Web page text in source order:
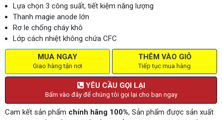
Lựa chọn 3 công suất, tiết kiệm năng lượng
Thanh magie anode lớn
Rơ le chống cháy khô
Lớp cách nhiệt không chứa CFC
MUA NGAY
Giao hàng tận nơi
THÊM VÀO GIỎ
Tiếp tục mua hàng
YÊU CẦU GỌI LẠI
Bấm vào đây để chúng tôi gọi lại cho bạn ngay
Cam kết sản phẩm chính hãng 100%, Sản phẩm được sản xuất